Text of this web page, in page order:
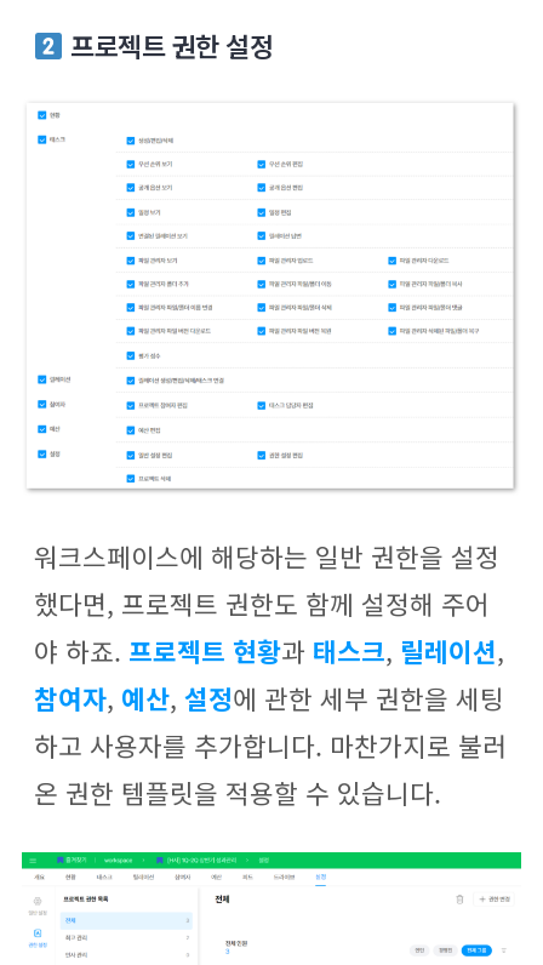
프로젝트 권한 설정
워크스페이스에 해당하는 일반 권한을 설정
했다면, 프로젝트 권한도 함께 설정해 주어
야 하죠. 프로젝트 현황과 태스크, 릴레이션,
참여자, 예산, 설정에 관한 세부 권한을 세팅
하고 사용자를 추가합니다. 마찬가지로 불러
온 권한 템플릿을 적용할 수 있습니다.